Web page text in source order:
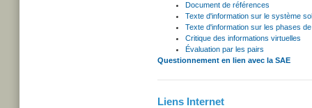
Document de références
Texte d'information sur le système
Texte d'information sur les phases
Critique des informations virtuelles
Évaluation par les pairs
Questionnement en lien avec la SAE
Liens Internet